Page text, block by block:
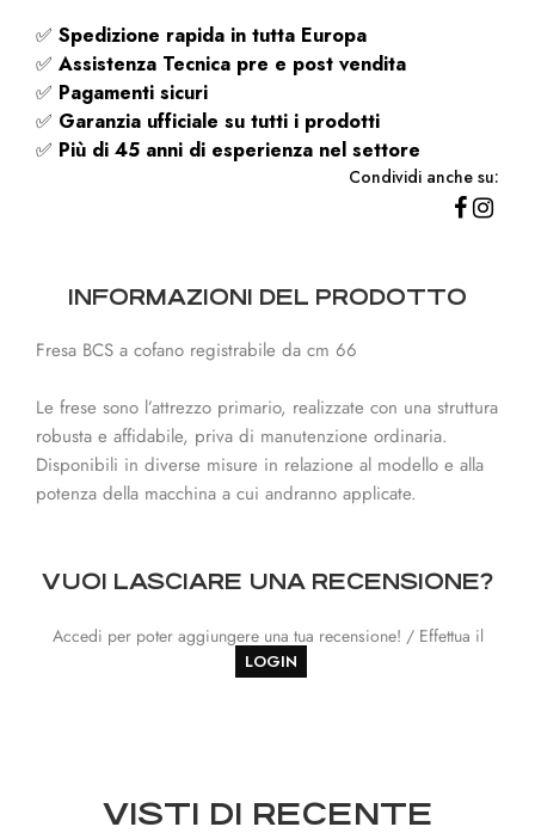
✅ Spedizione rapida in tutta Europa
✅ Assistenza Tecnica pre e post vendita
✅ Pagamenti sicuri
✅ Garanzia ufficiale su tutti i prodotti
✅ Più di 45 anni di esperienza nel settore
Condividi anche su:
INFORMAZIONI DEL PRODOTTO
Fresa BCS a cofano registrabile da cm 66
Le frese sono l’attrezzo primario, realizzate con una struttura
robusta e affidabile, priva di manutenzione ordinaria.
Disponibili in diverse misure in relazione al modello e alla
potenza della macchina a cui andranno applicate.
VUOI LASCIARE UNA RECENSIONE?
Accedi per poter aggiungere una tua recensione! / Effettua il
LOGIN
VISTI DI RECENTE